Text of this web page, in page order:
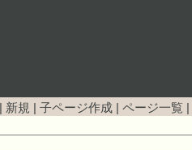
新規 子ページ作成 ページ一覧